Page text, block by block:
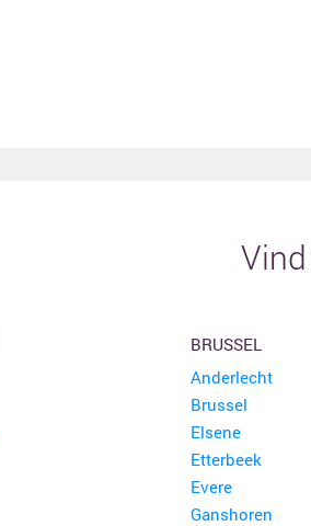
BRUSSEL
Anderlecht
Brussel
Elsene
Etterbeek
Evere
Ganshoren